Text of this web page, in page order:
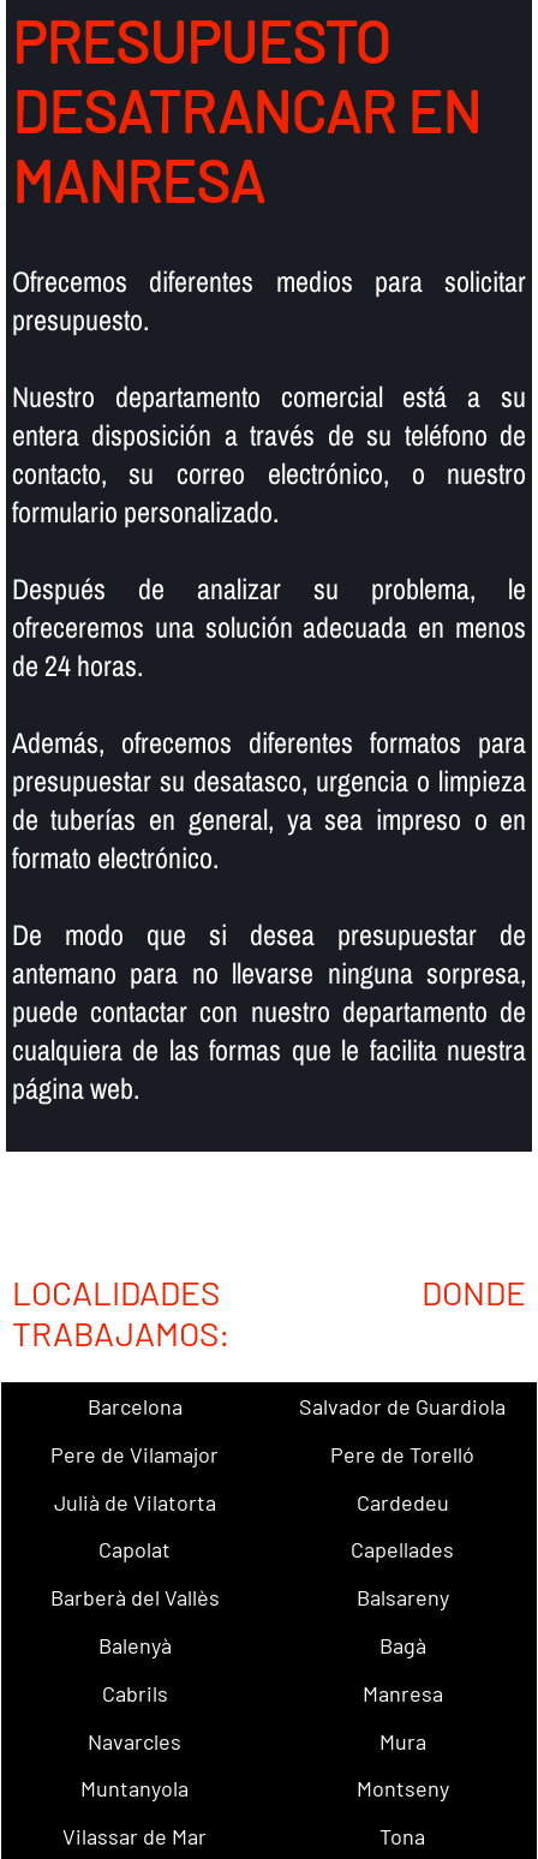
PRESUPUESTO
DESATRANCAR EN
MANRESA
Ofrecemos diferentes medios para solicitar
presupuesto.
Nuestro departamento comercial está a su
entera disposición a través de su teléfono de
contacto, su correo electrónico, o nuestro
formulario personalizado.
Después de analizar su problema, le
ofreceremos una solución adecuada en menos
de 24 horas.
Además, ofrecemos diferentes formatos para
presupuestar su desatasco, urgencia o limpieza
de tuberí­as en general, ya sea impreso o en
formato electrónico.
De modo que si desea presupuestar de
antemano para no llevarse ninguna sorpresa,
puede contactar con nuestro departamento de
cualquiera de las formas que le facilita nuestra
página web.
LOCALIDADES DONDE
TRABAJAMOS:
Barcelona
Salvador de Guardiola
Pere de Vilamajor
Pere de Torelló
Julià de Vilatorta
Cardedeu
Capolat
Capellades
Barberà del Vallès
Balsareny
Balenyà
Bagà
Cabrils
Manresa
Navarcles
Mura
Muntanyola
Montseny
Vilassar de Mar
Tona